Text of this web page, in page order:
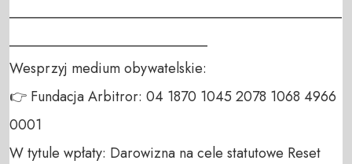
_______________________________________________
____________________________
Wesprzyj medium obywatelskie:
👉 Fundacja Arbitror: 04 1870 1045 2078 1068 4966
0001
W tytule wpłaty: Darowizna na cele statutowe Reset